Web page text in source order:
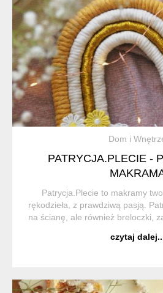
Dom i
PATRYCJA.PLECIE -
Patrycja.Plecie to makramy
rękodzieła, z prawdziwą pasją.
na ścianę, ale również breloczki,
dopracowany i wykończony
czytaj